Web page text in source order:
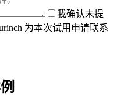
我确认未提
为本次试用申请联系